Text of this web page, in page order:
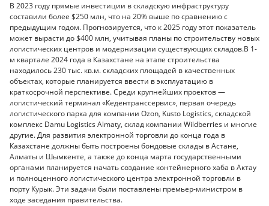
В 2023 году прямые инвестиции в складскую инфраструктуру
составили более $250 млн, что на 20% выше по сравнению с
предыдущим годом. Прогнозируется, что к 2025 году этот показатель
может вырасти до $400 млн, учитывая планы по строительству новых
логистических центров и модернизации существующих складов.В 1-
м квартале 2024 года в Казахстане на этапе строительства
находилось 230 тыс. кв.м. складских площадей в качественных
объектах, которые планируется ввести в эксплуатацию в
краткосрочной перспективе. Среди крупнейших проектов —
логистический терминал «Кедентранссервис», первая очередь
логистического парка для компании Ozon, Kusto Logistics, складской
комплекс Damu Logistics Almaty, склад компании Wildberries и многие
другие. Для развития электронной торговли до конца года в
Казахстане должны быть построены бондовые склады в Астане,
Алматы и Шымкенте, а также до конца марта государственными
органами планируется начать создание контейнерного хаба в Актау
и полноценного логистического центра электронной торговли в
порту Курык. Эти задачи были поставлены премьер-министром в
ходе заседания правительства.